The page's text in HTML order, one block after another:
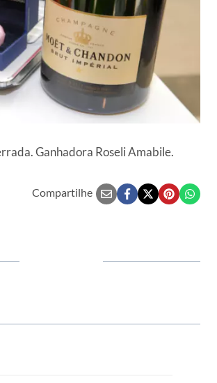
Ganhadora Roseli Amabile.
Compartilhe